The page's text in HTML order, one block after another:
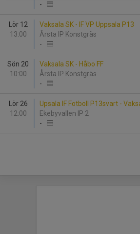
-
Lör 12
13:00
Vaksala SK - IF VP Uppsala P13
Årsta IP Konstgräs
-
Sön 20
10:00
Vaksala SK - Håbo FF
Årsta IP Konstgräs
-
Lör 26
12:00
Upsala IF Fotboll P13svart -
Ekebyvallen IP 2
-